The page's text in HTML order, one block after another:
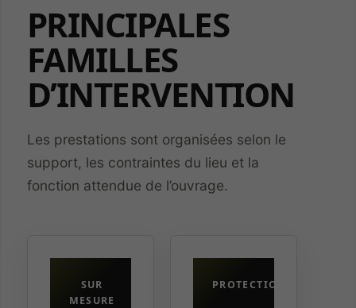
PRINCIPALES
FAMILLES
D’INTERVENTION
Les prestations sont organisées selon le
support, les contraintes du lieu et la
fonction attendue de l’ouvrage.
SUR
MESURE
PROTECTION